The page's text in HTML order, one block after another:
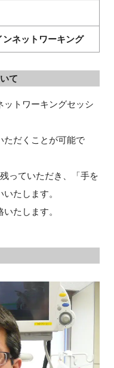
ネットワーキング
て
ットワーキングセッシ
ただくことが可能で
っていただき、「手を
たします。
たします。